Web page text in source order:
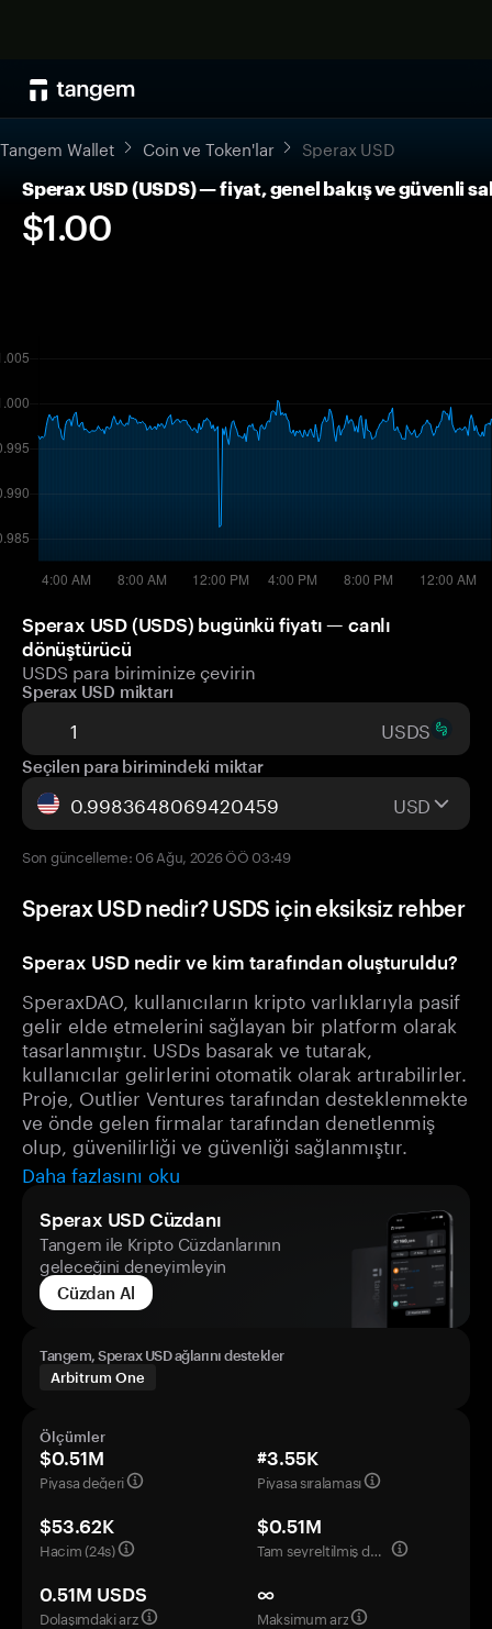
Tangem Wallet Coin ve Token'lar Sperax USD
Sperax USD (USDS) — fiyat, genel bakış ve güvenli
$1.00
Sperax USD (USDS) bugünkü fiyatı — canlı
dönüştürücü
USDS para biriminize çevirin
Sperax USD miktarı
USDS
Seçilen para birimindeki miktar
USD
Son güncelleme: 06 Ağu, 2026 ÖÖ 03:49
Sperax USD nedir? USDS için eksiksiz rehber
Sperax USD nedir ve kim tarafından oluşturuldu?
SperaxDAO, kullanıcıların kripto varlıklarıyla pasif
gelir elde etmelerini sağlayan bir platform olarak
tasarlanmıştır. USDs basarak ve tutarak,
kullanıcılar gelirlerini otomatik olarak artırabilirler.
Proje, Outlier Ventures tarafından desteklenmekte
ve önde gelen firmalar tarafından denetlenmiş
olup, güvenilirliği ve güvenliği sağlanmıştır.
Daha fazlasını oku
Sperax USD Cüzdanı
Tangem ile Kripto Cüzdanlarının
geleceğini deneyimleyin
Cüzdan Al
Tangem, Sperax USD ağlarını destekler
Arbitrum One
Ölçümler
$0.51M
Piyasa değeri
#3.55K
Piyasa sıralaması
$53.62K
Hacim (24s)
$0.51M
Tam seyreltilmiş değerleme
0.51M USDS
Dolaşımdaki arz
∞
Maksimum arz